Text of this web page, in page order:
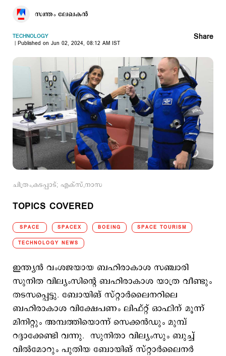
സ്വന്തം ലേഖകൻ
TECHNOLOGY
Published on Jun 02, 2024, 08:12 AM IST
Share
ചിത്രം,കടപ്പാട്; എക്സ്,നാസ
TOPICS COVERED
SPACE SPACEX BOEING SPACE TOURISM
TECHNOLOGY NEWS
ഇന്ത്യൻ വംശജയായ ബഹിരാകാശ സഞ്ചാരി
സുനിത വില്യംസിന്റെ ബഹിരാകാശ യാത്ര വീണ്ടും
തടസപ്പെട്ടു. ബോയിങ് സ്റ്റാർലൈനറിലെ
ബഹിരാകാശ വിക്ഷേപണം ലിഫ്റ്റ് ഓഫിന് മൂന്ന്
മിനിറ്റും അമ്പത്തിയൊന്ന് സെക്കൻഡും മുമ്പ്
റദ്ദാക്കേണ്ടി വന്നു. സുനിതാ വില്യംസും ബുച്ച്
വിൽമോറും പുതിയ ബോയിങ് സ്റ്റാർലൈനർ